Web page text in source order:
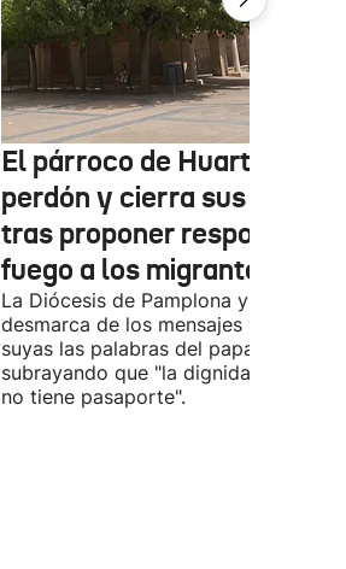
El párroco de Huarte pide
perdón y cierra sus redes
tras proponer responder
fuego a los migrantes
La Diócesis de Pamplona y Tudela se
desmarca de los mensajes y hace
suyas las palabras del papa
subrayando que "la dignidad humana
no tiene pasaporte".